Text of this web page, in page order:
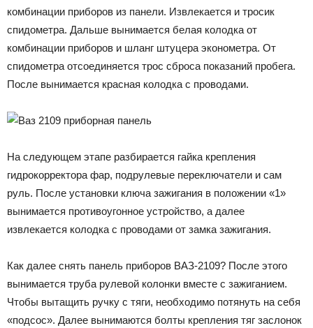
комбинации приборов из панели. Извлекается и тросик
спидометра. Дальше вынимается белая колодка от
комбинации приборов и шланг штуцера эконометра. От
спидометра отсоединяется трос сброса показаний пробега.
После вынимается красная колодка с проводами.
На следующем этапе разбирается гайка крепления
гидрокорректора фар, подрулевые переключатели и сам
руль. После установки ключа зажигания в положении «1»
вынимается противоугонное устройство, а далее
извлекается колодка с проводами от замка зажигания.
Как далее снять панель приборов ВАЗ-2109? После этого
вынимается труба рулевой колонки вместе с зажиганием.
Чтобы вытащить ручку с тяги, необходимо потянуть на себя
«подсос». Далее вынимаются болты крепления тяг заслонок